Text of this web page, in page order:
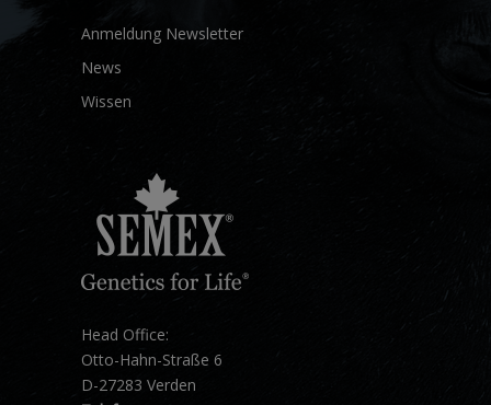
Anmeldung Newsletter
News
Wissen
Head Office:
Otto-Hahn-Straße 6
D-27283 Verden